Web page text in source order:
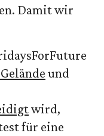
Damit wir
und
wird,
für eine